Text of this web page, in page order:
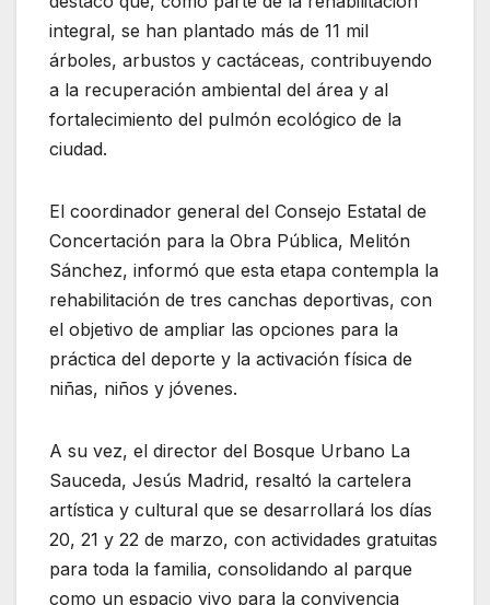
integral, se han plantado más de 11 mil
árboles, arbustos y cactáceas, contribuyendo
a la recuperación ambiental del área y al
fortalecimiento del pulmón ecológico de la
ciudad.
El coordinador general del Consejo Estatal de
Concertación para la Obra Pública, Melitón
Sánchez, informó que esta etapa contempla la
rehabilitación de tres canchas deportivas, con
el objetivo de ampliar las opciones para la
práctica del deporte y la activación física de
niñas, niños y jóvenes.
A su vez, el director del Bosque Urbano La
Sauceda, Jesús Madrid, resaltó la cartelera
artística y cultural que se desarrollará los días
20, 21 y 22 de marzo, con actividades gratuitas
para toda la familia, consolidando al parque
como un espacio vivo para la convivencia